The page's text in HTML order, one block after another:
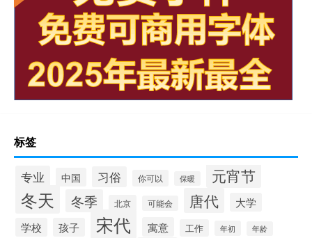
标签
专业 中国 习俗 你可以 保暖 元宵节
冬天 冬季 北京 可能会 唐代
大学
学校
孩子 宋代 寓意 工作 年初 年龄